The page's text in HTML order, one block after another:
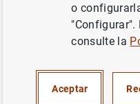
La curva de Phillips es la
), definida esta
o
"Configurar".
consulte la
Aceptar